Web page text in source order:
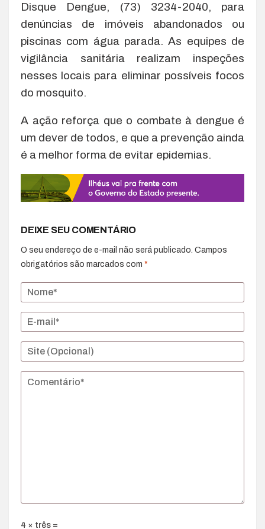
Disque Dengue, (73) 3234-2040, para
denúncias de imóveis abandonados ou
piscinas com água parada. As equipes de
vigilância sanitária realizam inspeções
nesses locais para eliminar possíveis focos
do mosquito.
A ação reforça que o combate à dengue é
um dever de todos, e que a prevenção ainda
é a melhor forma de evitar epidemias.
DEIXE SEU COMENTÁRIO
O seu endereço de e-mail não será publicado. Campos
obrigatórios são marcados com *
4 × três =